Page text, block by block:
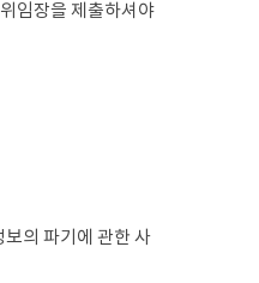
임장을 제출하셔야
의 파기에 관한 사